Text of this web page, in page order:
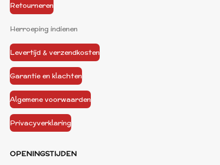
Retourneren
Herroeping indienen
Levertijd & verzendkosten
Garantie en klachten
Algemene voorwaarden
Privacyverklaring
OPENINGSTIJDEN